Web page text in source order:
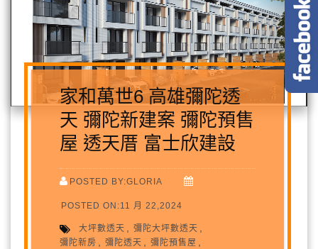
家和萬世6 高雄彌陀透
天 彌陀新建案 彌陀預售
屋 透天厝 富士欣建設
POSTED BY:GLORIA
POSTED ON:11 月 22,2024
大坪數透天 ,彌陀大坪數透天 ,
彌陀新房 ,彌陀透天 ,彌陀預售屋 ,